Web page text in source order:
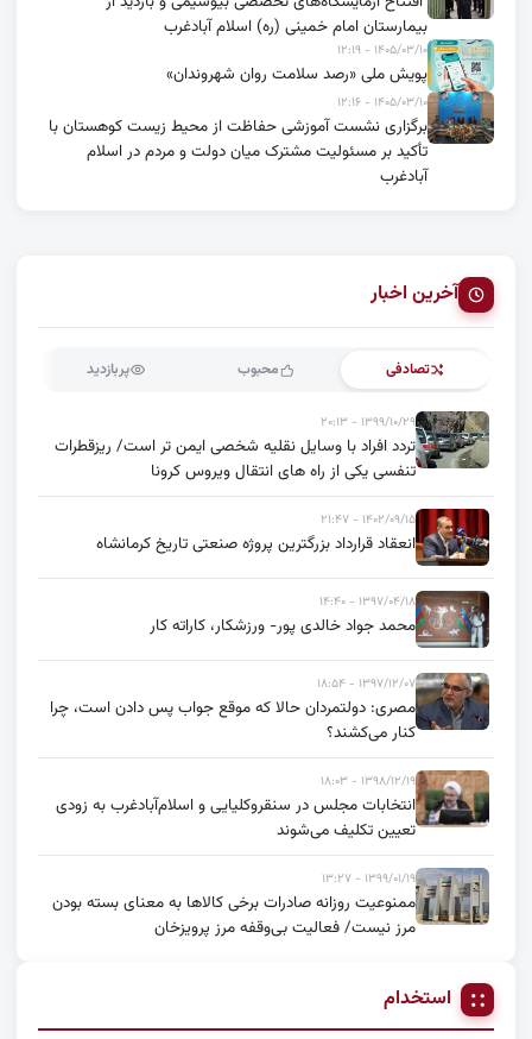
بیمارستان امام خمینی (ره) اسلام آبادغرب
۱۴۰۵/۰۳/۱۰ - ۱۲:۱۹
پویش ملی «رصد سلامت روان شهروندان»
۱۴۰۵/۰۳/۱۰ - ۱۲:۱۶
برگزاری نشست آموزشی حفاظت از محیط زیست کوهستان با
تأکید بر مسئولیت مشترک میان دولت و مردم در اسلام
آبادغرب
آخرین اخبار
تصادفی محبوب پربازدید
۱۳۹۹/۱۰/۲۹ - ۲۰:۱۳
تردد افراد با وسایل نقلیه شخصی ایمن تر است/ ریزقطرات
تنفسی یکی از راه های انتقال ویروس کرونا
۱۴۰۲/۰۹/۱۵ - ۲۱:۴۷
انعقاد قرارداد بزرگترین پروژه صنعتی تاریخ کرمانشاه
۱۳۹۷/۰۴/۱۸ - ۱۴:۴۰
محمد جواد خالدی پور- ورزشکار، کاراته کار
۱۳۹۷/۱۲/۰۷ - ۱۸:۵۴
مصری: دولتمردان حالا که موقع جواب پس دادن است، چرا
کنار می‌کشند؟
۱۳۹۸/۱۲/۱۹ - ۱۸:۰۳
انتخابات مجلس در سنقروکلیایی و اسلام‌آبادغرب به زودی
تعیین تکلیف می‌شوند
۱۳۹۹/۰۱/۱۹ - ۱۳:۲۷
ممنوعیت روزانه صادرات برخی کالاها به معنای بسته بودن
مرز نیست/ فعالیت بی‌وقفه مرز پرویزخان
استخدام